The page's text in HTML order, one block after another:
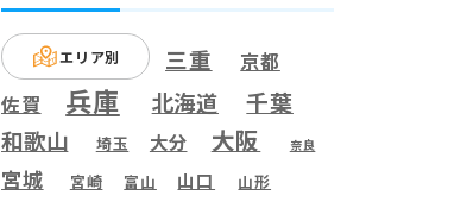
エリア別 三重 京都
佐賀 兵庫 北海道 千葉
和歌山 埼玉 大分 大阪 奈良
宮城 宮崎 富山 山口 山形